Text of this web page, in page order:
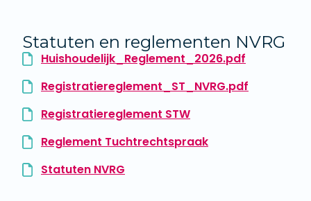
Statuten en reglementen NVRG
Huishoudelijk_Reglement_2026.pdf
Registratiereglement_ST_NVRG.pdf
Registratiereglement STW
Reglement Tuchtrechtspraak
Statuten NVRG